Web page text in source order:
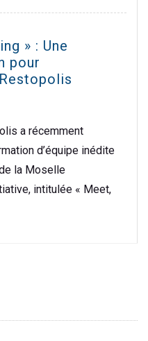
» : Une
pour
a récemment
d’équipe inédite
la Moselle
intitulée « Meet,